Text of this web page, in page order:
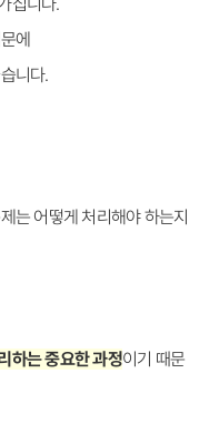
에
니다.
는 어떻게 처리해야 하는지
하는 중요한 과정이기 때문